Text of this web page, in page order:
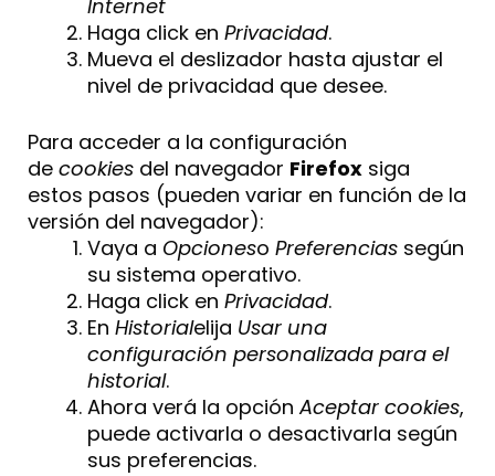
Internet
Haga click en Privacidad.
Mueva el deslizador hasta ajustar el
nivel de privacidad que desee.
Para acceder a la configuración
de cookies del navegador Firefox siga
estos pasos (pueden variar en función de la
versión del navegador):
Vaya a Opcioneso Preferencias según
su sistema operativo.
Haga click en Privacidad.
En Historialelija Usar una
configuración personalizada para el
historial.
Ahora verá la opciónAceptar cookies,
puede activarla o desactivarla según
sus preferencias.